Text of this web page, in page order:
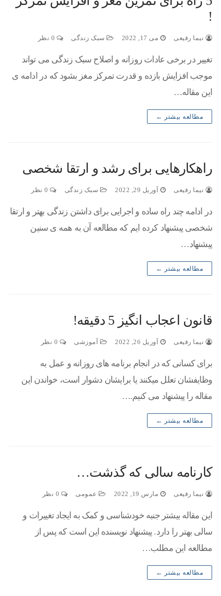
!
نیما رفیعی می 17, 2022 سبک زندگی
تغییر در برخی عادات روزانه و اصلاح سبک زندگی می تواند
موجب افزایش بازده و قدرت تمرکز مغز بشود که در ادامه ی
این مقاله…
مطالعه بیشتر ←
راهکارهایی برای رشد و ارتقا شخصی
نیما رفیعی آوریل 29, 2022 سبک زندگی
در ادامه چند راه ساده و اجرایی برای داشتن زندگی بهتر و ارتقا
شخصی پیشنهاد کرده ایم که مطالعه آن به همه ی سنین
پیشنهاد…
مطالعه بیشتر ←
قانون اعجاب انگیز 5 دقیقه!
نیما رفیعی آوریل 26, 2022 آموزشی
برای کسانی که در انجام برنامه های روزانه و عمل به
وظایفشان تعلل میکنند یا برایشان دشوار است، خواندن این
مقاله را پیشنهاد می کنیم.…
مطالعه بیشتر ←
کارنامه سالی که گذشت…
نیما رفیعی مارس 19, 2022 عمومی
این مقاله بیشتر جنبه خودشناسی و کمک به ایجاد تغییرات و
سالی بهتر را دارد. پیشنهاد نویسنده این است که پس از
مطالعه این مطلب…
مطالعه بیشتر ←